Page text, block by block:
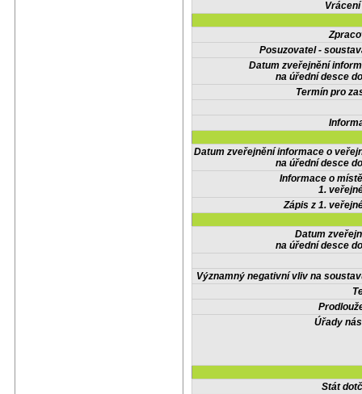
Posuzovatel -
Datum zveřejnění
na úřední desce
Termín pro
Datum zveřejnění informace o
na úřední desce
Informace o
1.
Zápis z 1.
Datum
na úřední desce
Významný negativní vliv na
Úřady
Stát